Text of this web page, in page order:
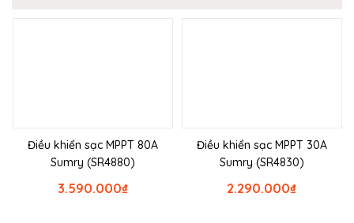
Điều khiển sạc MPPT 80A
Sumry (SR4880)
₫
3.590.000
Điều khiển sạc MPPT 30A
Sumry (SR4830)
₫
2.290.000